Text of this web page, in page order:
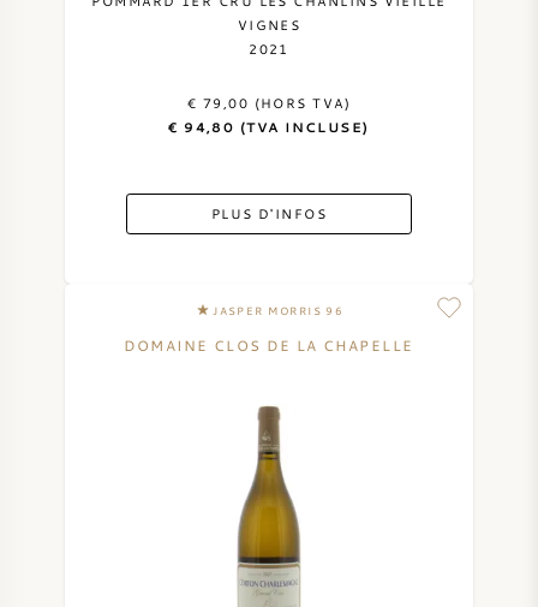
VIGNES
2021
€ 79,00 (HORS TVA)
€ 94,80 (TVA INCLUSE)
PLUS D'INFOS
JASPER MORRIS 96
DOMAINE CLOS DE LA CHAPELLE